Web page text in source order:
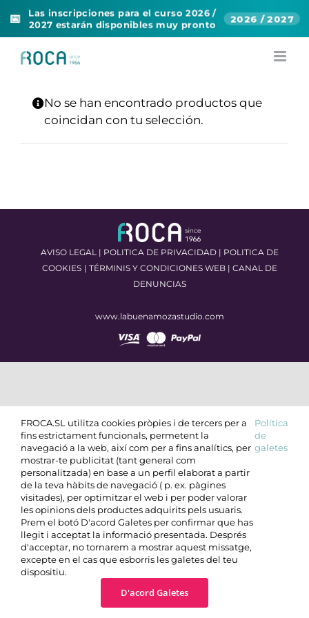
📅
Las inscripciones para el curso 2026 /
2027 estarán disponibles muy pronto
2026 / 2027
No se han encontrado productos que
coincidan con tu selección.
AVISO LEGAL | POLITICA DE PRIVACIDAD| POLITICA DE
COOKIES | TÉRMINIS Y CONDICIONES WEB| CANAL DE
DENUNCIAS
www.labuenamozastudio.com
FROCA.SL utilitza cookies pròpies i de tercers per a
fins estrictament funcionals, permetent la
navegació a la web, així com per a fins analítics, per
mostrar-te publicitat (tant general com
personalitzada) en base a un perfil elaborat a partir
de la teva hàbits de navegació ( p. ex. pàgines
visitades), per optimitzar el web i per poder valorar
les opinions dels productes adquirits pels usuaris.
Prem el botó D'acord Galetes per confirmar que has
llegit i acceptat la informació presentada. Després
d'acceptar, no tornarem a mostrar aquest missatge,
excepte en el cas que esborris les galetes del teu
dispositiu.
Política
de
galetes
D'acord Galetes